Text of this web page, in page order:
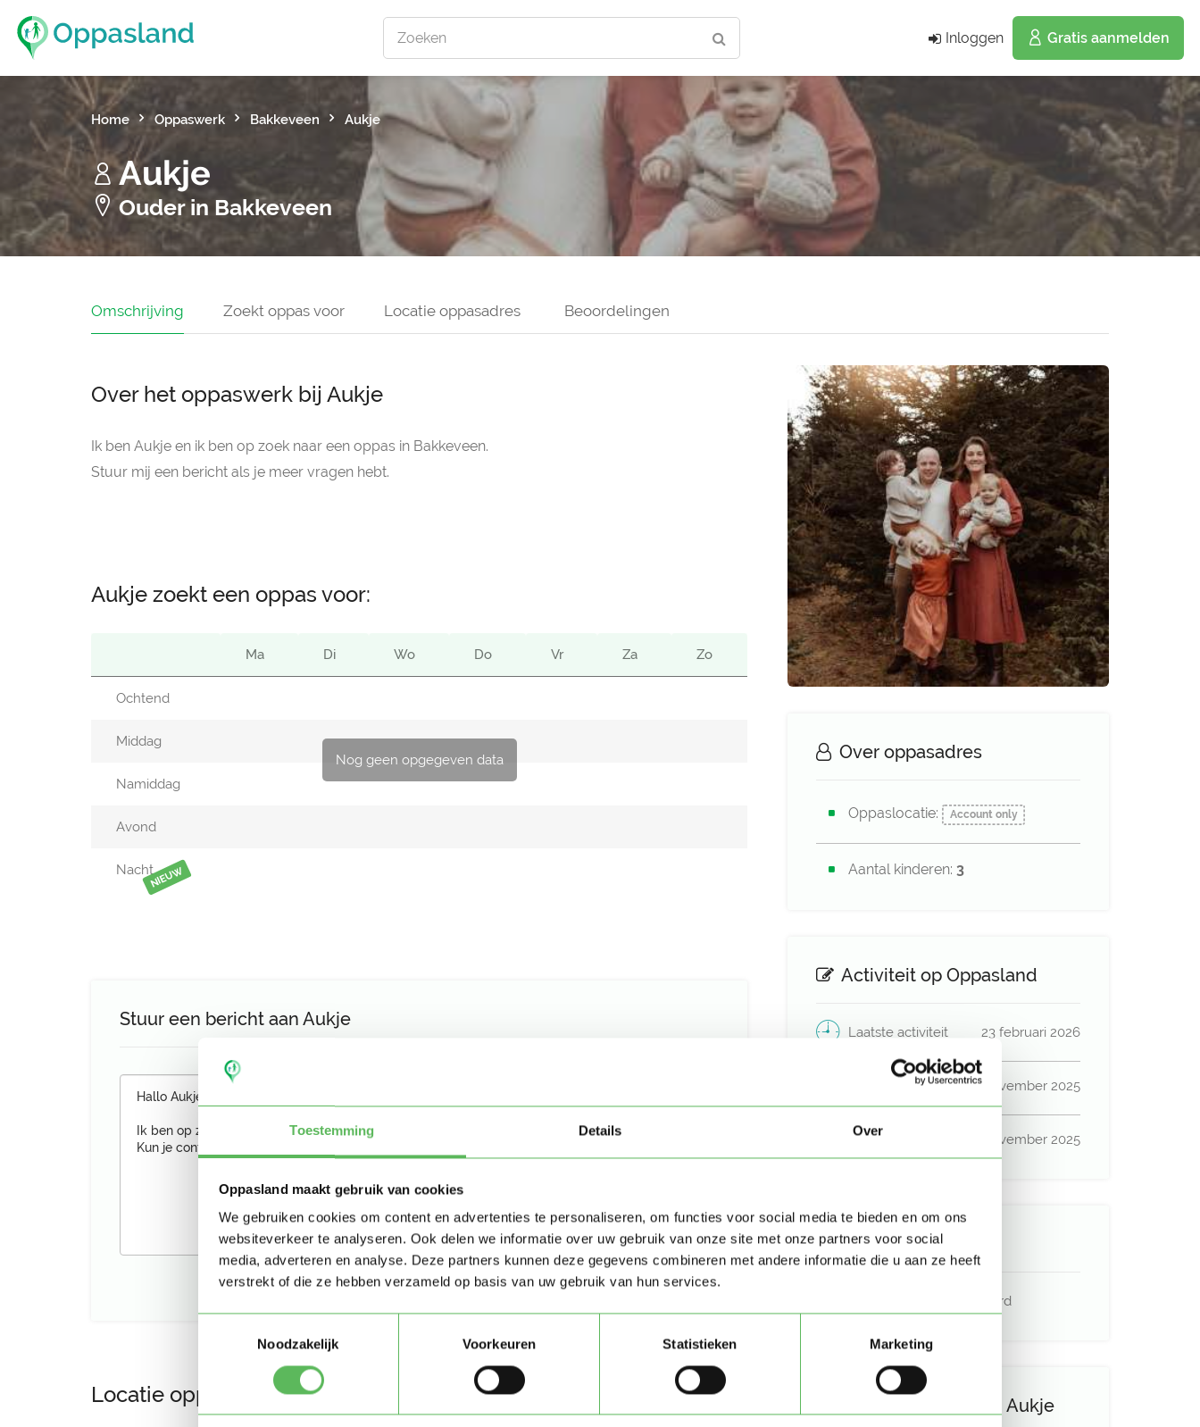
Toestemming Details Over
Oppasland maakt gebruik van cookies
We gebruiken cookies om content en advertenties te personaliseren, om functies voor social media te bieden en om ons
websiteverkeer te analyseren. Ook delen we informatie over uw gebruik van onze site met onze partners voor social
media, adverteren en analyse. Deze partners kunnen deze gegevens combineren met andere informatie die u aan ze heeft
verstrekt of die ze hebben verzameld op basis van uw gebruik van hun services.
Noodzakelijk
Voorkeuren Statistieken Marketing
Zoeken Inloggen Gratis aanmelden
Home Oppaswerk Bakkeveen Aukje
Aukje
Ouder in Bakkeveen
Omschrijving Zoekt oppas voor Locatie oppasadres Beoordelingen
Over oppasadres
Oppaslocatie: Account only
Aantal kinderen: 3
Activiteit op Oppasland
Laatste activiteit 23 februari 2026
29 november 2025
Profiel bijgewerkt 29 november 2025
Verificaties
E-mailadres is geverifieerd
Deel het profiel van Aukje
Over het oppaswerk bij Aukje
Ik ben Aukje en ik ben op zoek naar een oppas in Bakkeveen.
Stuur mij een bericht als je meer vragen hebt.
Aukje zoekt een oppas voor:
Nog geen opgegeven data
Ma Di Wo Do Vr Za Zo
Ochtend
Middag
Namiddag
Avond
NachtNIEUW
Stuur een bericht aan Aukje
Stuur bericht
Locatie oppasadres (Bakkeveen)